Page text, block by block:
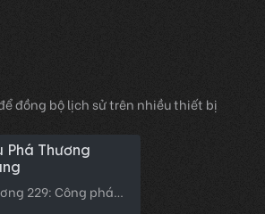
đồng bộ lịch sử trên nhiều thiết bị
Phá Thương
229: Công pháp